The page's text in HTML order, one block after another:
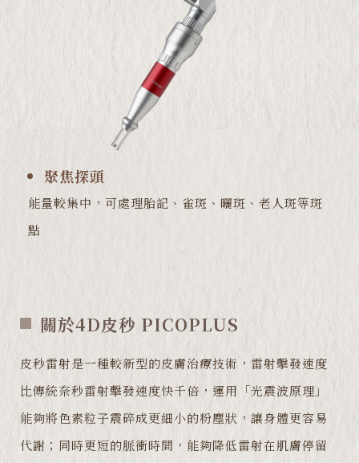
聚焦探頭
能量較集中，可處理胎記、雀斑、曬斑、老人斑等斑
點
關於4D皮秒 PICOPLUS
皮秒雷射是一種較新型的皮膚治療技術，雷射擊發速度
比傳統奈秒雷射擊發速度快千倍，運用「光震波原理」
能夠將色素粒子震碎成更細小的粉塵狀，讓身體更容易
代謝；同時更短的脈衝時間，能夠降低雷射在肌膚停留